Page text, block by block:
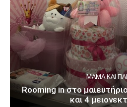
ΜΑΜΆ ΚΑΙ
Rooming in στο
και 4